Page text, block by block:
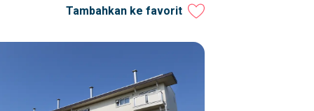
Tambahkan ke favorit